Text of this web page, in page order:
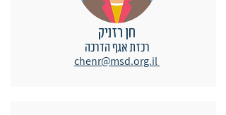
chenr@msd.org.il
רכזת אגף הדרכה
חן רזניק